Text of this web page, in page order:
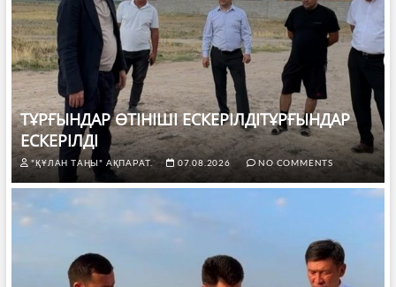
ТҰРҒЫНДАР ӨТІНІШІ ЕСКЕРІЛДІТҰРҒЫНДАР
ЕСКЕРІЛДІ
"ҚҰЛАН ТАҢЫ" АҚПАРАТ. 07.08.2026 NO COMMENTS